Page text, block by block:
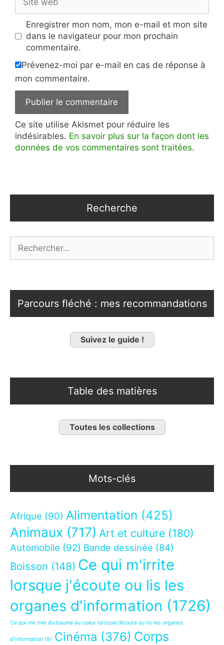
web
Enregistrer mon nom, mon e-mail et mon site
dans le navigateur pour mon prochain
commentaire.
Prévenez-moi par e-mail en cas de réponse à
mon commentaire.
Ce site utilise Akismet pour réduire les
indésirables. En savoir plus sur la façon dont les
données de vos commentaires sont traitées.
Recherche
Parcours fléché : mes recommandations
Suivez le guide !
Table des matières
Toutes les collections
Mots-clés
Afrique (90) Alimentation (425)
Animaux (717) Art et culture (180)
Automobile (92) Bande dessinée (84)
Boisson (148) Ce qui m'irrite
lorsque j'écoute ou lis les
organes d'information (1726)
Ce qui me met du baume au coeur lorsque j’écoute ou lis les organes
d’information (9) Cinéma (376) Corps